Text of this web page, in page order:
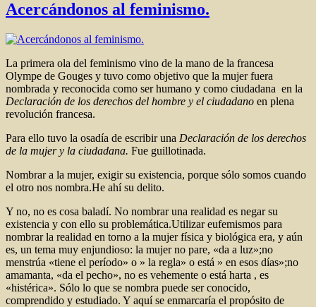
Acercándonos al feminismo.
La primera ola del feminismo vino de la mano de la francesa
Olympe de Gouges y tuvo como objetivo que la mujer fuera
nombrada y reconocida como ser humano y como ciudadana en la
Declaración de los derechos del hombre y el ciudadano en plena
revolución francesa.
Para ello tuvo la osadía de escribir una Declaración de los derechos
de la mujer y la ciudadana. Fue guillotinada.
Nombrar a la mujer, exigir su existencia, porque sólo somos cuando
el otro nos nombra.He ahí su delito.
Y no, no es cosa baladí. No nombrar una realidad es negar su
existencia y con ello su problemática.Utilizar eufemismos para
nombrar la realidad en torno a la mujer física y biológica era, y aún
es, un tema muy enjundioso: la mujer no pare, «da a luz»;no
menstrúa «tiene el período» o » la regla» o está » en esos días»;no
amamanta, «da el pecho», no es vehemente o está harta , es
«histérica». Sólo lo que se nombra puede ser conocido,
comprendido y estudiado. Y aquí se enmarcaría el propósito de